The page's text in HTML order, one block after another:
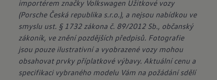
importérem značky Volkswagen Užitkové vozy
(Porsche Česká republika s.r.o.), a nejsou nabídkou ve
smyslu ust. § 1732 zákona č. 89/2012 Sb., občanský
zákoník, ve znění pozdějších předpisů. Fotografie
jsou pouze ilustrativní a vyobrazené vozy mohou
obsahovat prvky příplatkové výbavy. Aktuální cenu a
specifikaci vybraného modelu Vám na požádání sdělí